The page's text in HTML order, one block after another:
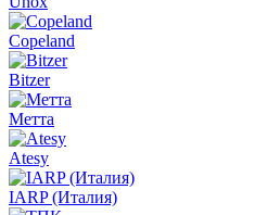
Copeland
Bitzer
Метта
Atesy
IARP (Италия)